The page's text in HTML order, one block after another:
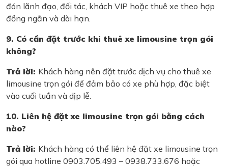
đón lãnh đạo, đối tác, khách VIP hoặc thuê xe theo hợp
đồng ngắn và dài hạn.
9. Có cần đặt trước khi thuê xe limousine trọn gói
không?
Trả lời: Khách hàng nên đặt trước dịch vụ cho thuê xe
limousine trọn gói để đảm bảo có xe phù hợp, đặc biệt
vào cuối tuần và dịp lễ.
10. Liên hệ đặt xe limousine trọn gói bằng cách
nào?
Trả lời: Khách hàng có thể liên hệ đặt xe limousine trọn
gói qua hotline 0903.705.493 – 0938.733.676 hoặc